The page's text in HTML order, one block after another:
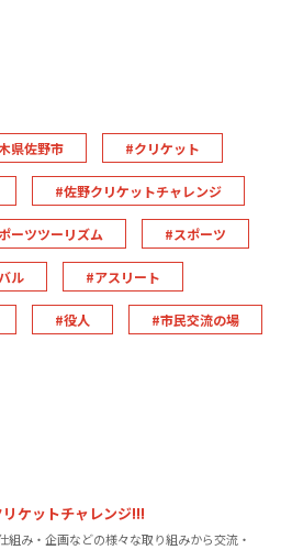
県佐野市 クリケット
佐野クリケットチャレンジ
ーツツーリズム スポーツ
ル アスリート
役人 市民交流の場
ケットチャレンジ!!!
組み・企画などの様々な取り組みから交流・